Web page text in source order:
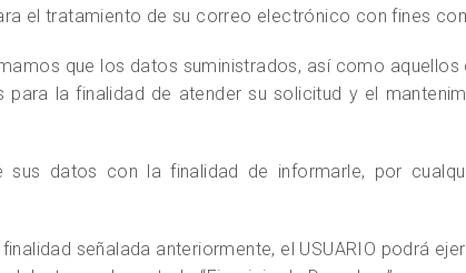
el tratamiento de su correo electrónico con fines
que los datos suministrados, así como
para la finalidad de atender su solicitud y el
sus datos con la finalidad de informarle, por
señalada anteriormente, el USUARIO podrá